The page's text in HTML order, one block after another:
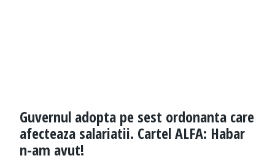
Guvernul adopta pe sest ordonanta care
afecteaza salariatii. Cartel ALFA: Habar
n-am avut!